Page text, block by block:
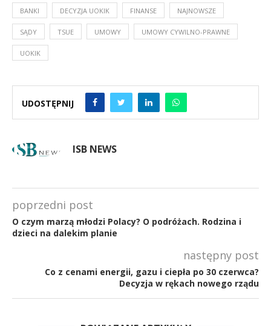
BANKI DECYZJA UOKIK FINANSE NAJNOWSZE
SĄDY TSUE UMOWY UMOWY CYWILNO-PRAWNE
UOKIK
UDOSTĘPNIJ
ISB NEWS
poprzedni post
O czym marzą młodzi Polacy? O podróżach. Rodzina i
dzieci na dalekim planie
następny post
Co z cenami energii, gazu i ciepła po 30 czerwca?
Decyzja w rękach nowego rządu